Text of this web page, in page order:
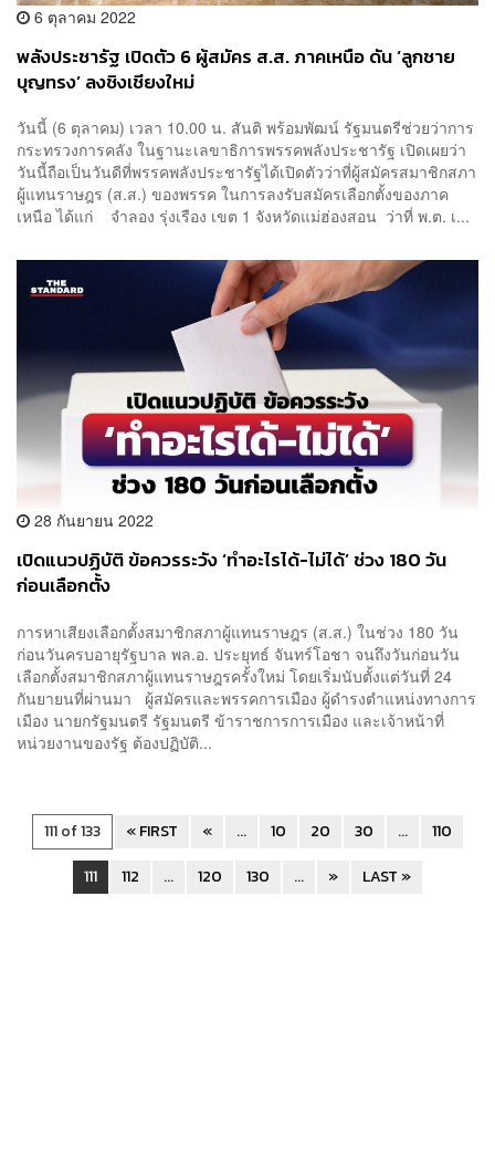
6 ตุลาคม 2022
พลังประชารัฐ เปิดตัว 6 ผู้สมัคร ส.ส. ภาคเหนือ ดัน ‘ลูกชาย
บุญทรง’ ลงชิงเชียงใหม่
วันนี้ (6 ตุลาคม) เวลา 10.00 น. สันติ พร้อมพัฒน์ รัฐมนตรีช่วยว่าการ
กระทรวงการคลัง ในฐานะเลขาธิการพรรคพลังประชารัฐ เปิดเผยว่า
วันนี้ถือเป็นวันดีที่พรรคพลังประชารัฐได้เปิดตัวว่าที่ผู้สมัครสมาชิกสภา
ผู้แทนราษฎร (ส.ส.) ของพรรค ในการลงรับสมัครเลือกตั้งของภาค
เหนือ ได้แก่ จำลอง รุ่งเรือง เขต 1 จังหวัดแม่ฮ่องสอน ว่าที่ พ.ต. เ...
28 กันยายน 2022
เปิดแนวปฏิบัติ ข้อควรระวัง ‘ทำอะไรได้-ไม่ได้’ ช่วง 180 วัน
ก่อนเลือกตั้ง
การหาเสียงเลือกตั้งสมาชิกสภาผู้แทนราษฎร (ส.ส.) ในช่วง 180 วัน
ก่อนวันครบอายุรัฐบาล พล.อ. ประยุทธ์ จันทร์โอชา จนถึงวันก่อนวัน
เลือกตั้งสมาชิกสภาผู้แทนราษฎรครั้งใหม่ โดยเริ่มนับตั้งแต่วันที่ 24
กันยายนที่ผ่านมา ผู้สมัครและพรรคการเมือง ผู้ดำรงตำแหน่งทางการ
เมือง นายกรัฐมนตรี รัฐมนตรี ข้าราชการการเมือง และเจ้าหน้าที่
หน่วยงานของรัฐ ต้องปฏิบัติ...
111 of 133 « FIRST « ... 10 20 30 ...
110
111
112 ... 120 130 ... » LAST »